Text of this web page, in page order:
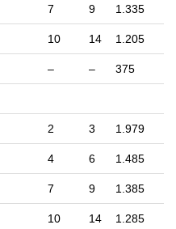
7 9 1.335
10 14 1.205
– – 375
2 3 1.979
4 6 1.485
7 9 1.385
10 14 1.285